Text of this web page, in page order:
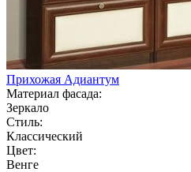
Прихожая Адиантум
Материал фасада:
Зеркало
Стиль:
Классический
Цвет:
Венге